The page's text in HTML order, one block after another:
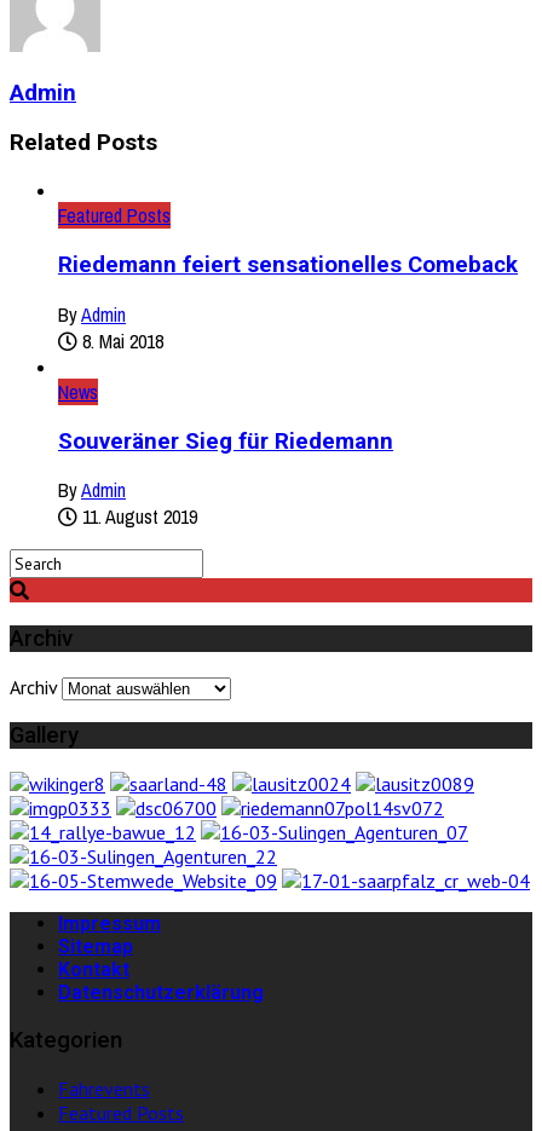
Admin
Related Posts
Featured Posts
Riedemann feiert sensationelles Comeback
ByAdmin
8. Mai 2018
News
Souveräner Sieg für Riedemann
ByAdmin
11. August 2019
Archiv
Archiv
Gallery
Impressum
Sitemap
Kontakt
Datenschutzerklärung
Kategorien
Fahrevents
Featured Posts